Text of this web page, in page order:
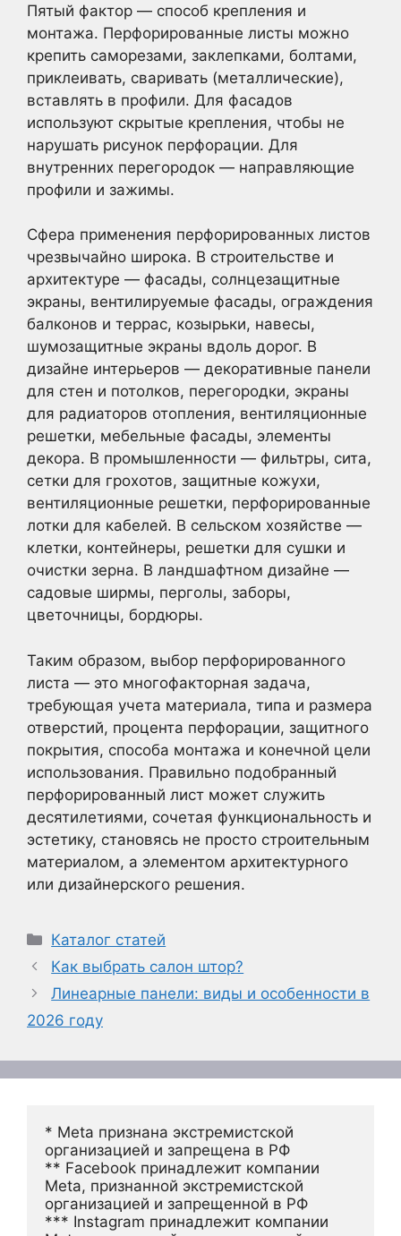
Пятый фактор — способ крепления и
монтажа. Перфорированные листы можно
крепить саморезами, заклепками, болтами,
приклеивать, сваривать (металлические),
вставлять в профили. Для фасадов
используют скрытые крепления, чтобы не
нарушать рисунок перфорации. Для
внутренних перегородок — направляющие
профили и зажимы.
Сфера применения перфорированных листов
чрезвычайно широка. В строительстве и
архитектуре — фасады, солнцезащитные
экраны, вентилируемые фасады, ограждения
балконов и террас, козырьки, навесы,
шумозащитные экраны вдоль дорог. В
дизайне интерьеров — декоративные панели
для стен и потолков, перегородки, экраны
для радиаторов отопления, вентиляционные
решетки, мебельные фасады, элементы
декора. В промышленности — фильтры, сита,
сетки для грохотов, защитные кожухи,
вентиляционные решетки, перфорированные
лотки для кабелей. В сельском хозяйстве —
клетки, контейнеры, решетки для сушки и
очистки зерна. В ландшафтном дизайне —
садовые ширмы, перголы, заборы,
цветочницы, бордюры.
Таким образом, выбор перфорированного
листа — это многофакторная задача,
требующая учета материала, типа и размера
отверстий, процента перфорации, защитного
покрытия, способа монтажа и конечной цели
использования. Правильно подобранный
перфорированный лист может служить
десятилетиями, сочетая функциональность и
эстетику, становясь не просто строительным
материалом, а элементом архитектурного
или дизайнерского решения.
Рубрики
Каталог статей
Как выбрать салон штор?
Линеарные панели: виды и особенности в
2026 году
* Meta признана экстремистской
организацией и запрещена в РФ
** Facebook принадлежит компании
Meta, признанной экстремистской
организацией и запрещенной в РФ
*** Instagram принадлежит компании